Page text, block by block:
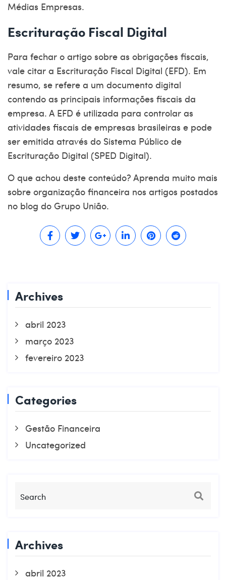
Médias Empresas.
Escrituração Fiscal Digital
Para fechar o artigo sobre as obrigações fiscais,
vale citar a Escrituração Fiscal Digital (EFD). Em
resumo, se refere a um documento digital
contendo as principais informações fiscais da
empresa. A EFD é utilizada para controlar as
atividades fiscais de empresas brasileiras e pode
ser emitida através do Sistema Público de
Escrituração Digital (SPED Digital).
O que achou deste conteúdo? Aprenda muito mais
sobre organização financeira nos artigos postados
no blog do Grupo União.
Archives
abril 2023
março 2023
fevereiro 2023
Categories
Gestão Financeira
Uncategorized
Archives
abril 2023